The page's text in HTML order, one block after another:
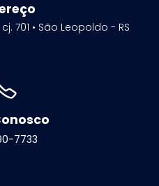
701 • São Leopoldo - RS
7733